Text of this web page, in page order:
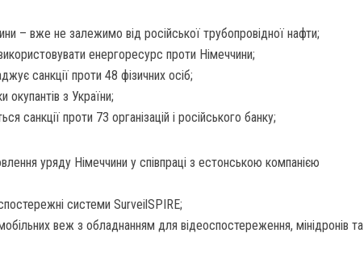
– вже не залежимо від російської трубопровідної нафти;
енергоресурс проти Німеччини;
санкції проти 48 фізичних осіб;
окупантів з України;
санкції проти 73 організацій і російського банку;
уряду Німеччини у співпраці з естонською компанією
системи SurveilSPIRE;
веж з обладнанням для відеоспостереження, мінідронів та